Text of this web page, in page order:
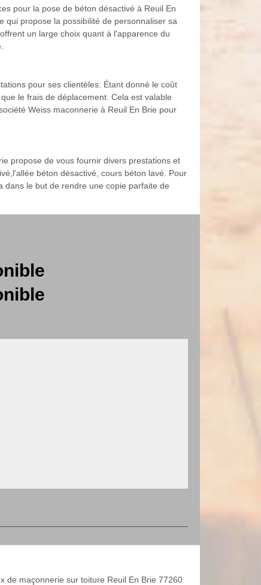
pour la pose de béton désactivé à Reuil En
qui propose la possibilité de personnaliser sa
un large choix quant à l'apparence du
pour ses clientèles. Étant donné le coût
le frais de déplacement. Cela est valable
Weiss maconnerie à Reuil En Brie pour
propose de vous fournir divers prestations et
béton désactivé, cours béton lavé. Pour
dans le but de rendre une copie parfaite de
de maçonnerie sur toiture Reuil En Brie 77260